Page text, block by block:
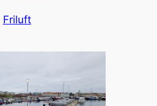
Friluft